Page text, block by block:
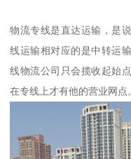
物流专线是直达运输，是
线运输相对应的是中转运
线物流公司只会揽收起始
在专线上才有他的营业网点